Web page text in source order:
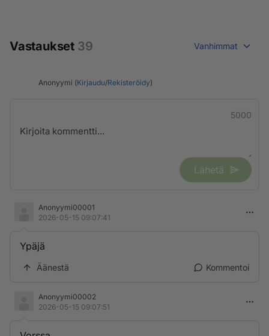
Vastaukset 39 Vanhimmat
Anonyymi (Kirjaudu/Rekisteröidy)
5000
Lähetä
Anonyymi00001
2026-05-15 09:07:41
Ypäjä
Äänestä Kommentoi
Anonyymi00002
2026-05-15 09:07:51